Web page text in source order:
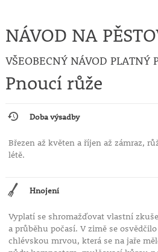
NÁVOD NA
VŠEOBECNÝ NÁVOD PLATNÝ
Pnoucí růže
Doba výsadby
Březen až květen a říjen až zámraz,
létě.
Hnojení
Vyplatí se shromažďovat vlastní
a průběhu počasí. V zimě se
chlévskou mrvou, která se na jaře